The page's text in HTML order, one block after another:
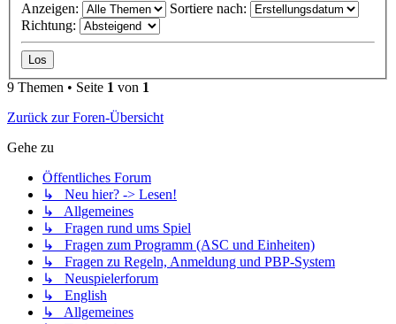
Anzeigen:
Sortiere nach:
Richtung:
9 Themen • Seite 1 von 1
Zurück zur Foren-Übersicht
Gehe zu
Öffentliches Forum
↳ Neu hier? -> Lesen!
↳ Allgemeines
↳ Fragen rund ums Spiel
↳ Fragen zum Programm (ASC und Einheiten)
↳ Fragen zu Regeln, Anmeldung und PBP-System
↳ Neuspielerforum
↳ English
↳ Allgemeines